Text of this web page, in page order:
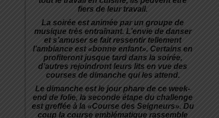
fiers de leur travail.
La soirée est animée par un groupe de
musique très entraînant. L’envie de danser
et s’amuser se fait ressentir tellement
l’ambiance est «bonne enfant». Certains en
profiteront jusque tard dans la soirée,
d’autres rejoindront leurs lits en vue des
courses de dimanche qui les attend.
Le dimanche est le jour phare de ce week-
end de folie, la seconde étape du challenge
est greffée à la «Course des Seigneurs». Du
coup la course emblématique rassemble